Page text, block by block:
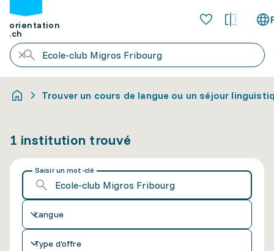
orientation
.ch
Trouver un cours de langue ou un séjour
1 institution trouvé
Saisir un mot-clé
Langue
Type d'offre